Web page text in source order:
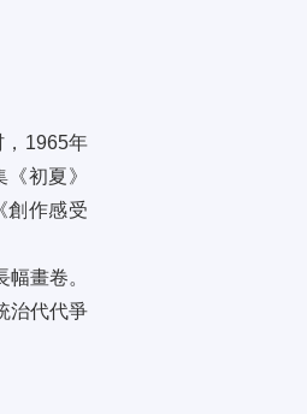
，1965年
初夏》
創作感受
畫卷。
治代代爭